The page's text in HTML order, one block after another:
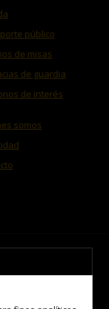
público
de misas
de guardia
de interés
somos